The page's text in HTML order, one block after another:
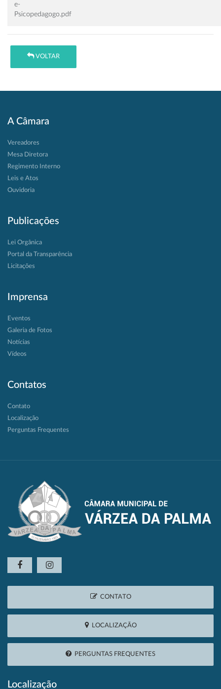
e-
Psicopedagogo.pdf
VOLTAR
A Câmara
Vereadores
Mesa Diretora
Regimento Interno
Leis e Atos
Ouvidoria
Publicações
Lei Orgânica
Portal da Transparência
Licitações
Imprensa
Eventos
Galeria de Fotos
Notícias
Vídeos
Contatos
Contato
Localização
Perguntas Frequentes
CONTATO
LOCALIZAÇÃO
PERGUNTAS FREQUENTES
Localização